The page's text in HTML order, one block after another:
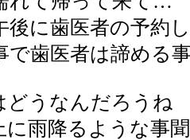
後に歯医者の予約
で歯医者は諦める
うなんだろうね
に雨降るような事